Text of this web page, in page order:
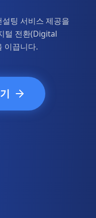
팅 서비스 제공을
털 전환(Digital
끕니다.